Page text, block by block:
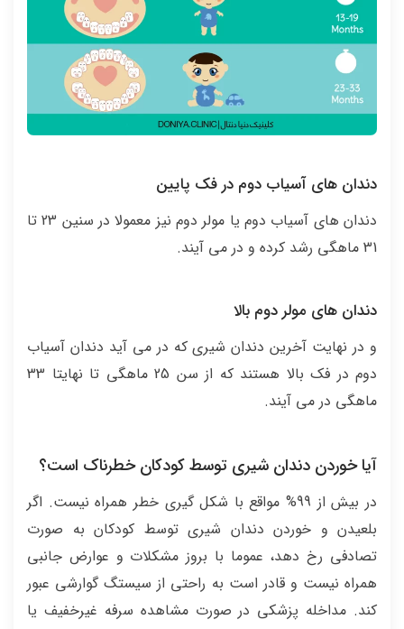
دندان های آسیاب دوم در فک پایین
دندان های آسیاب دوم یا مولر دوم نیز معمولا در سنین 23 تا
31 ماهگی رشد کرده و در می آیند.
دندان های مولر دوم بالا
و در نهایت آخرین دندان شیری که در می آید دندان آسیاب
دوم در فک بالا هستند که از سن 25 ماهگی تا نهایتا 33
ماهگی در می آیند.
آیا خوردن دندان شیری توسط کودکان خطرناک است؟
در بیش از 99% مواقع با شکل گیری خطر همراه نیست. اگر
بلعیدن و خوردن دندان شیری توسط کودکان به صورت
تصادفی رخ دهد، عموما با بروز مشکلات و عوارض جانبی
همراه نیست و قادر است به راحتی از سیستگ گوارشی عبور
کند. مداخله پزشکی در صورت مشاهده سرفه غیرخفیف یا